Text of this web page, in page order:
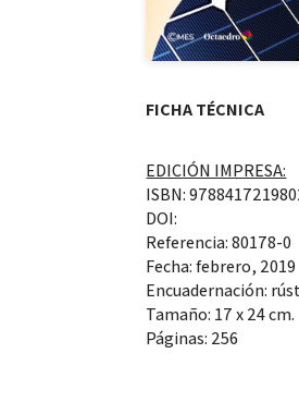
FICHA TÉCNICA
EDICIÓN IMPRESA:
ISBN:
DOI:
Referencia: 80178-0
Fecha: febrero, 2019
Encuadernación:
Tamaño: 17 x 24 cm.
Páginas: 256